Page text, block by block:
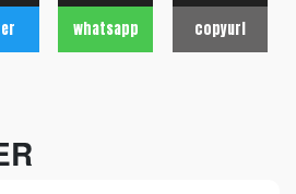
whatsapp copyurl